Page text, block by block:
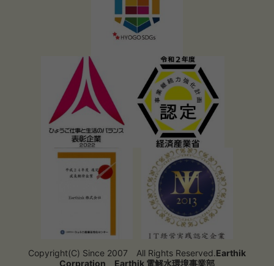
Copyright(C) Since 2007 All Rights Reserved.Earthik
Corpration
Earthik 電解水環境事業部